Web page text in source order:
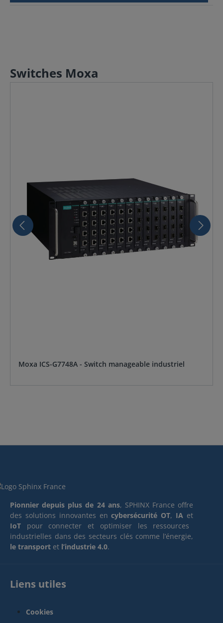
Switches Moxa
Moxa ICS-G7748A - Switch manageable industriel
Pionnier depuis plus de 24 ans, SPHINX France offre
des solutions innovantes encybersécurité OT, IA et
IoT pour connecter et optimiser les ressources
industrielles dans des secteurs clés comme l’énergie,
le transport et l’industrie 4.0.
Liens utiles
Cookies